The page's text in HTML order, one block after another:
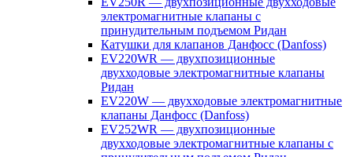
электромагнитные клапаны с
принудительным подъемом Ридан
Катушки для клапанов Данфосс (Danfoss)
EV220WR — двухпозиционные
двухходовые электромагнитные клапаны
Ридан
EV220W — двухходовые электромагнитные
клапаны Данфосс (Danfoss)
EV252WR — двухпозиционные
двухходовые электромагнитные клапаны с